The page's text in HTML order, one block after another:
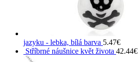
jazyku - lebka, bílá barva 5.47€
Stříbrné náušnice květ života 42.44€